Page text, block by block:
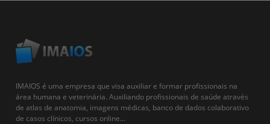
IMAIOS é uma empresa que visa auxiliar e formar profissionais na
área humana e veterinária. Auxiliando profissionais de saúde através
de atlas de anatomia, imagens médicas, banco de dados colaborativo
de casos clínicos, cursos online...